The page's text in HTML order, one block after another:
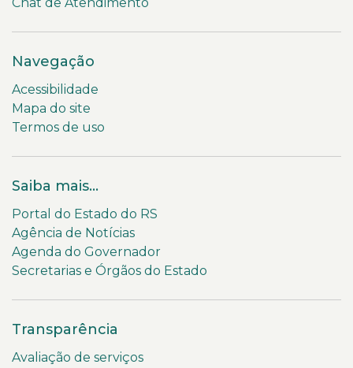
Navegação
Acessibilidade
Mapa do site
Termos de uso
Saiba mais...
Portal do Estado do RS
Agência de Notícias
Agenda do Governador
Secretarias e Órgãos do Estado
Transparência
Avaliação de serviços